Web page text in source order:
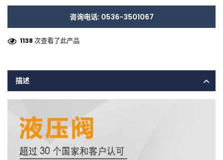
咨询电话: 0536-3501067
1138次查看了此产品
描述